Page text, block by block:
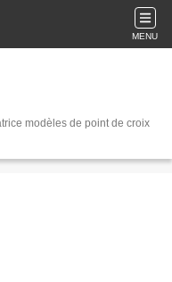
MENU
modèles de point de croix